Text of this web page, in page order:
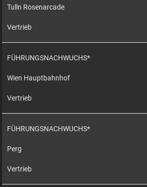
Tulln Rosenarcade
Vertrieb
FÜHRUNGSNACHWUCHS*
Wien Hauptbahnhof
Vertrieb
FÜHRUNGSNACHWUCHS*
Perg
Vertrieb